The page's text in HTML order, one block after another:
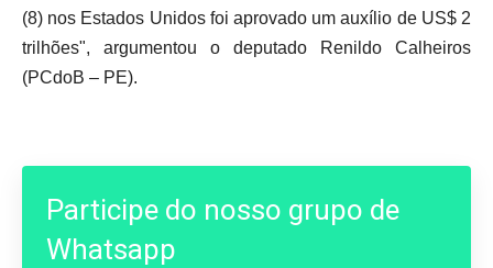
(8) nos Estados Unidos foi aprovado um auxílio de US$ 2
trilhões", argumentou o deputado Renildo Calheiros
(PCdoB – PE).
Participe do nosso grupo de
Whatsapp